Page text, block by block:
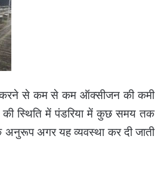
करने से कम से कम ऑक्सीजन की कमी
की स्थिति में पंडरिया में कुछ समय तक
अनुरूप अगर यह व्यवस्था कर दी जाती